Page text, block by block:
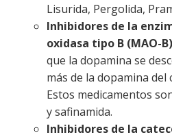
Lisurida, Pergolida,
Inhibidores de la
oxidasa tipo B (MAO-
que la dopamina se
más de la dopamina del
Estos medicamentos
y safinamida.
Inhibidores de la